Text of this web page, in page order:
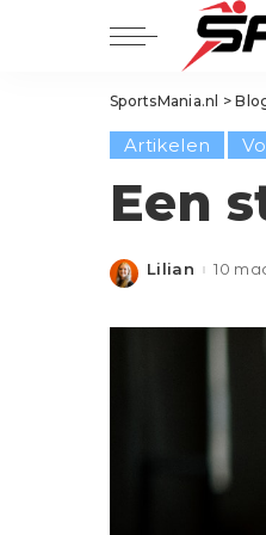
SportsMania.nl >
Artikelen
Een
Posted
Lilian 10